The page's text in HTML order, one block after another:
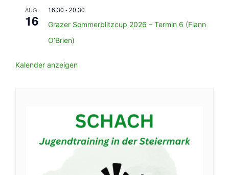
AUG.
16
16:30 -20:30
Grazer Sommerblitzcup 2026 – Termin 6 (Flann
O’Brien)
Kalender anzeigen